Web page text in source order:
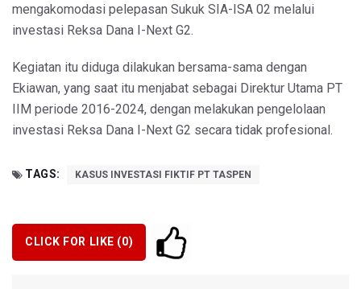
mengakomodasi pelepasan Sukuk SIA-ISA 02 melalui
investasi Reksa Dana I-Next G2.
Kegiatan itu diduga dilakukan bersama-sama dengan
Ekiawan, yang saat itu menjabat sebagai Direktur Utama PT
IIM periode 2016-2024, dengan melakukan pengelolaan
investasi Reksa Dana I-Next G2 secara tidak profesional.
TAGS: KASUS INVESTASI FIKTIF PT TASPEN
CLICK FOR LIKE (0)